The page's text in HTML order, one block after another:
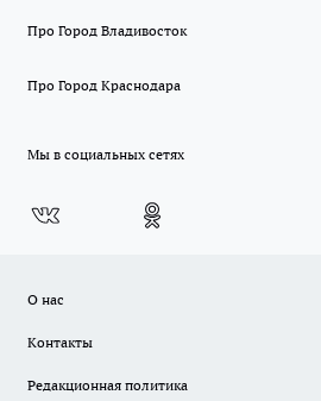
Про Город Владивосток
Про Город Краснодара
Мы в социальных сетях
О нас
Контакты
Редакционная политика